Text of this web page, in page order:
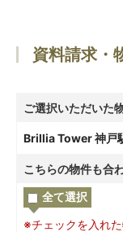
資料請求・
ご選択いただいた
Brillia Tower 神戸
こちらの物件も合
全て選択
※チェックを入れ